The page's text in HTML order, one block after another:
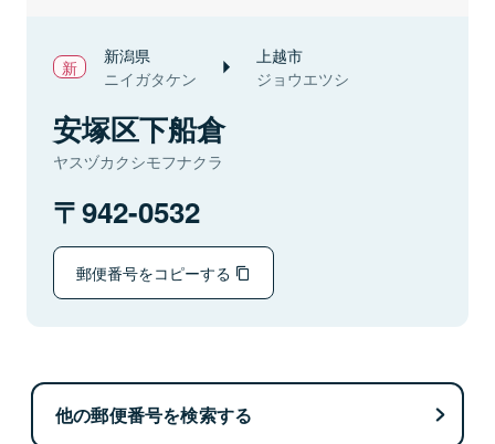
新潟県
ニイガタケン
上越市
ジョウエツシ
安塚区下船倉
ヤスヅカクシモフナクラ
942-0532
郵便番号をコピーする
他の郵便番号を検索する